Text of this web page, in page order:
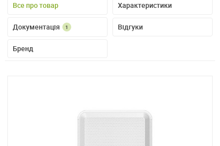
Все про товар Характеристики
Документація 1 Відгуки
Бренд